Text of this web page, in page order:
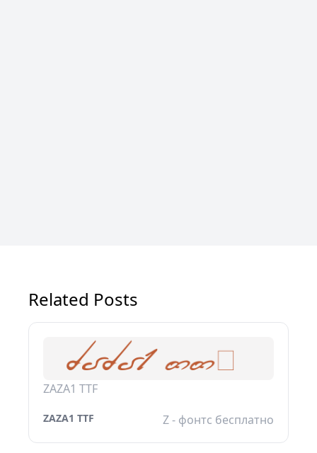
Related Posts
ZAZA1 TTF
ZAZA1 TTF Z - фонтс бесплатно